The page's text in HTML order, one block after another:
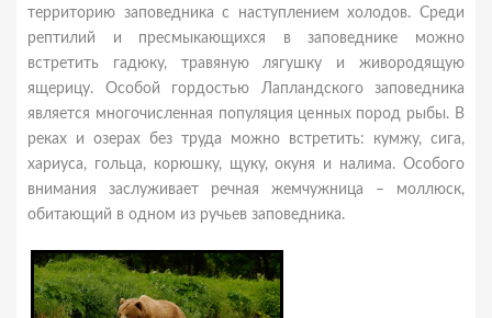
территорию заповедника с наступлением холодов. Среди
рептилий и пресмыкающихся в заповеднике можно
встретить гадюку, травяную лягушку и живородящую
ящерицу. Особой гордостью Лапландского заповедника
является многочисленная популяция ценных пород рыбы. В
реках и озерах без труда можно встретить: кумжу, сига,
хариуса, гольца, корюшку, щуку, окуня и налима. Особого
внимания заслуживает речная жемчужница – моллюск,
обитающий в одном из ручьев заповедника.